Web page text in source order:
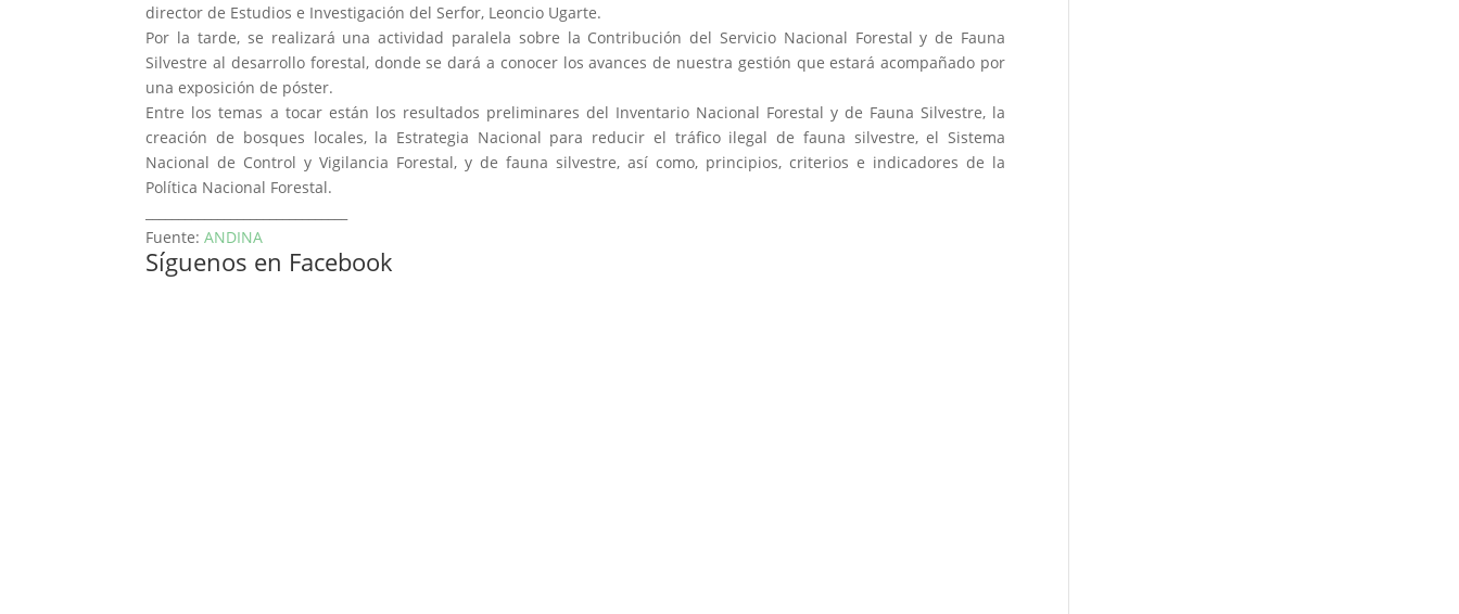
director de Estudios e Investigación del Serfor, Leoncio Ugarte.
Por la tarde, se realizará una actividad paralela sobre la Contribución del Servicio Nacional Forestal y de Fauna
Silvestre al desarrollo forestal, donde se dará a conocer los avances de nuestra gestión que estará acompañado por
una exposición de póster.
Entre los temas a tocar están los resultados preliminares del Inventario Nacional Forestal y de Fauna Silvestre, la
creación de bosques locales, la Estrategia Nacional para reducir el tráfico ilegal de fauna silvestre, el Sistema
Nacional de Control y Vigilancia Forestal, y de fauna silvestre, así como, principios, criterios e indicadores de la
Política Nacional Forestal.
Fuente:ANDINA
Síguenos en Facebook